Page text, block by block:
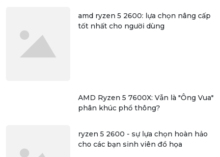
amd ryzen 5 2600: lựa chọn nâng cấp
tốt nhất cho người dùng
AMD Ryzen 5 7600X: Vẫn là "Ông Vua"
phân khúc phổ thông?
ryzen 5 2600 - sự lựa chọn hoàn hảo